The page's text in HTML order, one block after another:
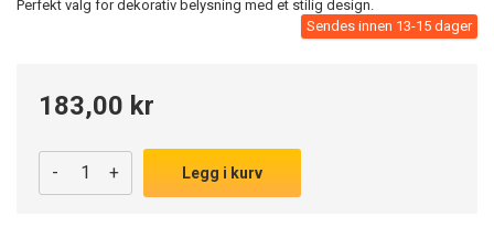
Perfekt valg for dekorativ belysning med et stilig design.
Sendes innen 13-15 dager
183,00 kr
- + Legg i kurv